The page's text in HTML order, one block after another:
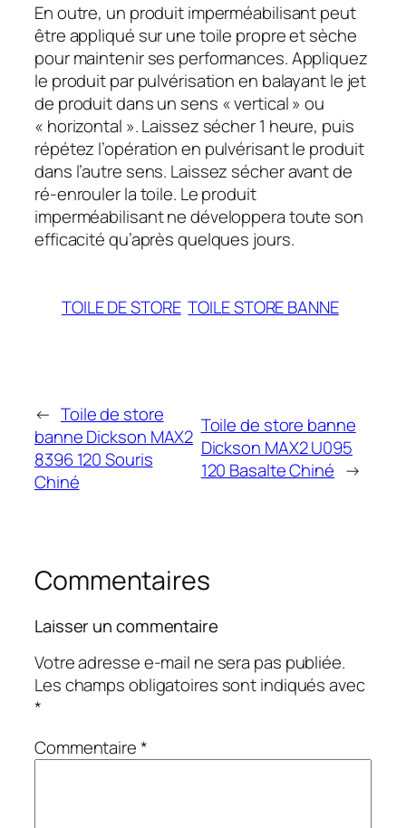
En outre, un produit imperméabilisant peut
être appliqué sur une toile propre et sèche
pour maintenir ses performances. Appliquez
le produit par pulvérisation en balayant le jet
de produit dans un sens « vertical » ou
« horizontal ». Laissez sécher 1 heure, puis
répétez l’opération en pulvérisant le produit
dans l’autre sens. Laissez sécher avant de
ré-enrouler la toile. Le produit
imperméabilisant ne développera toute son
efficacité qu’après quelques jours.
TOILE DE STORE TOILE STORE BANNE
← Toile de store
banne Dickson MAX2
8396 120 Souris
Chiné
Toile de store banne
Dickson MAX2 U095
120 Basalte Chiné →
Commentaires
Laisser un commentaire
Votre adresse e-mail ne sera pas publiée.
Les champs obligatoires sont indiqués avec
*
Commentaire*